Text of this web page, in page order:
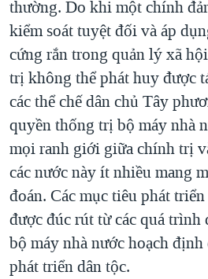
thường. Do khi một chính
kiểm soát tuyệt đối và áp
cứng rắn trong quản lý xã
trị không thể phát huy được
các thể chế dân chủ Tây
quyền thống trị bộ máy nhà
mọi ranh giới giữa chính trị
các nước này ít nhiều mang
đoán. Các mục tiêu phát
được đúc rút từ các quá
bộ máy nhà nước hoạch
phát triển dân tộc.